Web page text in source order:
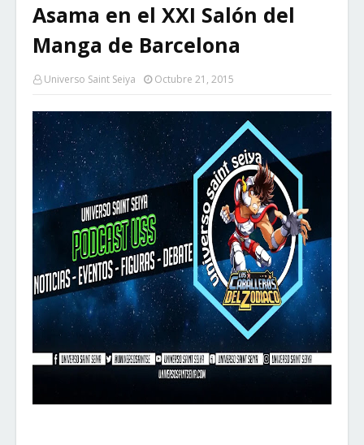
Asama en el XXI Salón del
Manga de Barcelona
Universo Saint Seiya Octubre 21, 2015